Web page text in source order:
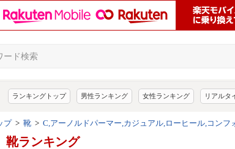
ランキングトップ 男性ランキング 女性ランキング リアルタ
プ> 靴 > C,アーノルドパーマー,カジュアル,ローヒール,コンフ
靴ランキング